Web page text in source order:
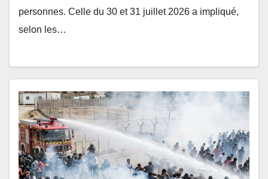
personnes. Celle du 30 et 31 juillet 2026 a impliqué,
selon les…